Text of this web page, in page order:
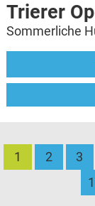
Trierer
Sommerliche
1 2 3